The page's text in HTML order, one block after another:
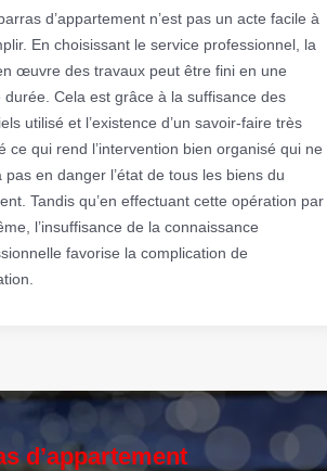
d’appartement n’est pas un acte facile à
En choisissant le service professionnel, la
œuvre des travaux peut être fini en une
durée. Cela est grâce à la suffisance des
utilisé et l’existence d’un savoir-faire très
ce qui rend l’intervention bien organisé qui ne
pas en danger l’état de tous les biens du
Tandis qu’en effectuant cette opération par
l’insuffisance de la connaissance
favorise la complication de
d’appartement